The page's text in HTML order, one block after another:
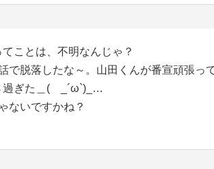
ことは、不明なんじゃ？
で脱落したな～。山田くんが番宣頑張っ
過ぎた＿( _´ω`)_…
ないですかね？